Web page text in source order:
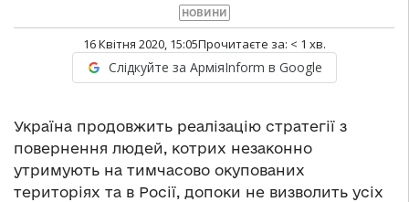
НОВИНИ
16 Квітня 2020, 15:05Прочитаєте за: < 1 хв.
Слідкуйте за АрміяInform в Google
Україна продовжить реалізацію стратегії з
повернення людей, котрих незаконно
утримують на тимчасово окупованих
територіях та в Росії, допоки не визволить усіх